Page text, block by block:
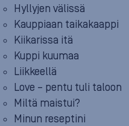
Hyllyjen välissä
Kauppiaan taikakaappi
Kiikarissa itä
Kuppi kuumaa
Liikkeellä
Love – pentu tuli taloon
Miltä maistui?
Minun reseptini